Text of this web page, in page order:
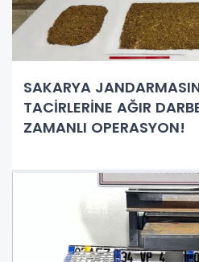
SAKARYA
TACİRLERİNE AĞIR
ZAMANLI OPERASYON!